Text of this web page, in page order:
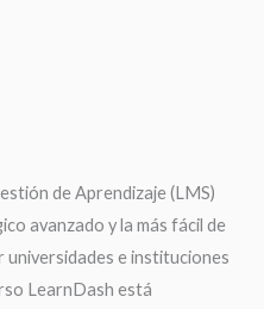
de Aprendizaje (LMS)
avanzado y la más fácil de
universidades e instituciones
LearnDash está